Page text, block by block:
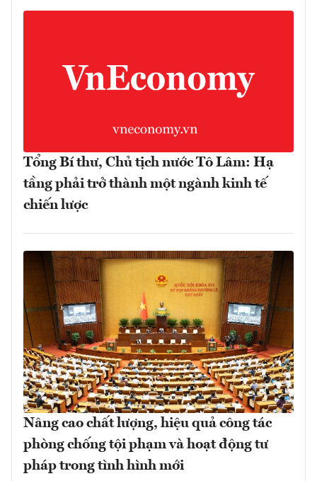
Tổng Bí thư, Chủ tịch nước Tô Lâm: Hạ
tầng phải trở thành một ngành kinh tế
chiến lược
Nâng cao chất lượng, hiệu quả công tác
phòng chống tội phạm và hoạt động tư
pháp trong tình hình mới